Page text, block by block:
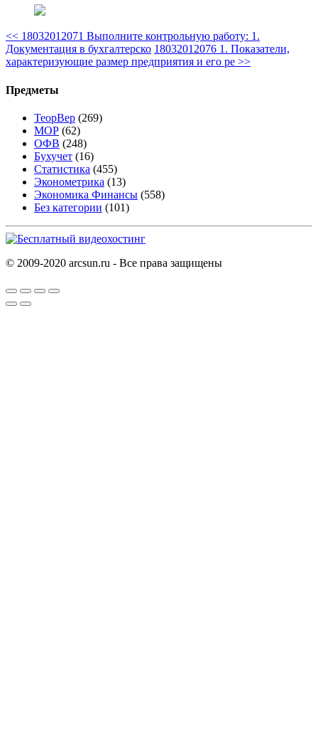
<< 18032012071 Выполните контрольную работу: 1.
Документация в бухгалтерско 18032012076 1. Показатели,
характеризующие размер предприятия и его ре >>
Предметы
ТеорВер (269)
МОР (62)
ОФВ (248)
Бухучет (16)
Статистика (455)
Эконометрика (13)
Экономика Финансы (558)
Без категории (101)
© 2009-2020 arcsun.ru - Все права защищены